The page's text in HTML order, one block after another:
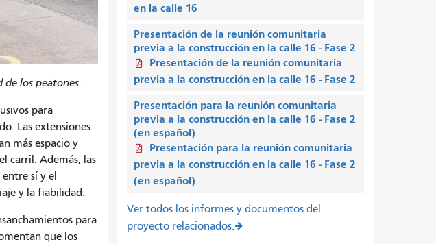
de los peatones.
para
Las extensiones
más espacio y
carril. Además, las
sí y el
y la fiabilidad.
para
que los
en la calle 16
Presentación de la reunión comunitaria
previa a la construcción en la calle 16 - Fase 2
Presentación de la reunión comunitaria
previa a la construcción en la calle 16 - Fase 2
Presentación para la reunión comunitaria
previa a la construcción en la calle 16 - Fase 2
(en español)
Presentación para la reunión comunitaria
previa a la construcción en la calle 16 - Fase 2
(en español)
Ver todos los informes y documentos del
proyecto relacionados.